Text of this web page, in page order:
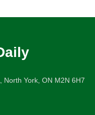
North York, ON M2N 6H7